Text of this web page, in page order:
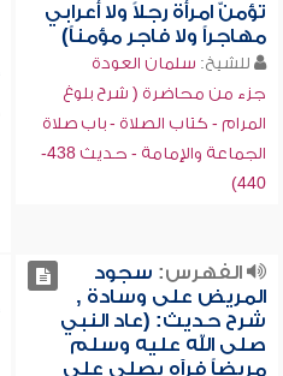
تؤمنّ امرأة رجلاً ولا أعرابي
مهاجراً ولا فاجر مؤمناً)
للشيخ: سلمان العودة
جزء من محاضرة ( شرح بلوغ
المرام - كتاب الصلاة - باب صلاة
الجماعة والإمامة - حديث 438-
440)
الفهرس: سجود
المريض على وسادة ,
شرح حديث: (عاد النبي
صلى الله عليه وسلم
مريضاً فرآه يصلي على